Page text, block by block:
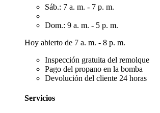
Sáb.: 7 a. m. - 7 p. m.
Dom.: 9 a. m. - 5 p. m.
Hoy abierto de 7 a. m. - 8 p. m.
Inspección gratuita del remolque
Pago del propano en la bomba
Devolución del cliente 24 horas
Servicios